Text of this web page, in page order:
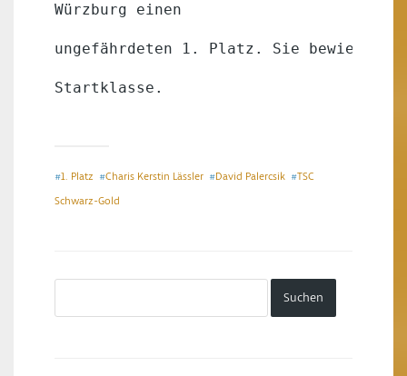
Würzburg einen
ungefährdeten 1. Platz. Sie bewiesen
Startklasse.
#1. Platz #Charis Kerstin Lässler #David Palercsik #TSC
Schwarz-Gold